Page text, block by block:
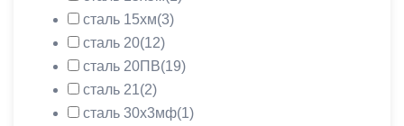
сталь 15хм(3)
сталь 20(12)
сталь 20ПВ(19)
сталь 21(2)
сталь 30х3мф(1)